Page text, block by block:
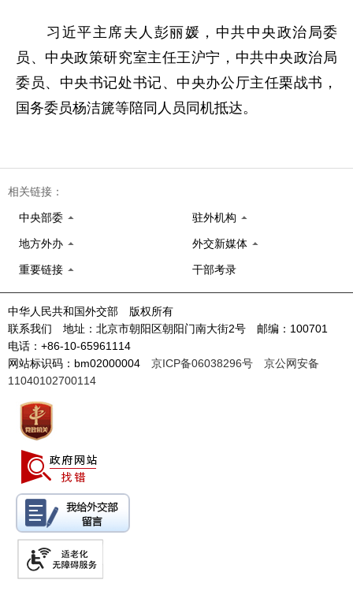
习近平主席夫人彭丽媛，中共中央政治局委
员、中央政策研究室主任王沪宁，中共中央政治局
委员、中央书记处书记、中央办公厅主任栗战书，
国务委员杨洁篪等陪同人员同机抵达。
相关链接：
中央部委 驻外机构
地方外办 外交新媒体
重要链接 干部考录
中华人民共和国外交部 版权所有
联系我们 地址：北京市朝阳区朝阳门南大街2号 邮编：100701
电话：+86-10-65961114
网站标识码：bm02000004 京ICP备06038296号
京公网安备
11040102700114